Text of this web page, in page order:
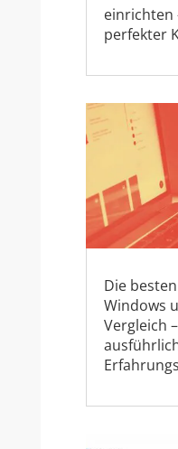
einrichten
perfekter
Die
Windows
Vergleich